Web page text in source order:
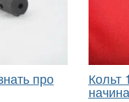
про Кольт